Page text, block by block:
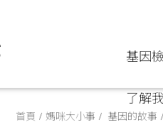
基因
了解
首頁 媽咪大小事 基因的故事